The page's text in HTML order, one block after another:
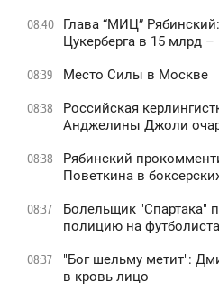
08:40
Глава “МИЦ”
Цукерберга в 15 млрд –
08:39 Место Силы в Москве
08:38
Российская
Анджелины Джоли
08:38
Рябинский
Поветкина в
08:37
Болельщик "Спартака"
полицию на
08:37
"Бог шельму метит":
в кровь лицо